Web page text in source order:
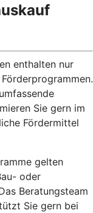
enthalten nur
Sie gern im
Fördermittel
gelten
oder
Beratungsteam
Sie gern bei